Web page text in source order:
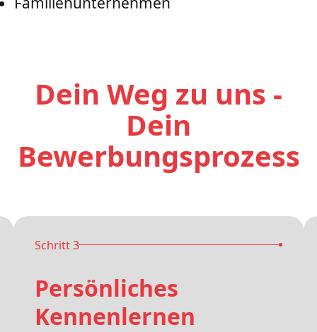
Dein Weg zu uns -
Dein
Bewerbungsprozess
Schritt 3
Persönliches
Kennenlernen